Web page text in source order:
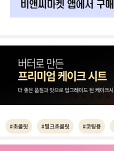
#초콜릿 #밀크초콜릿 #코팅용